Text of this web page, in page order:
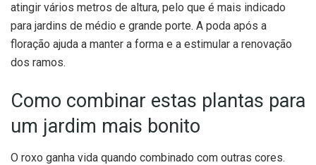
atingir vários metros de altura, pelo que é mais indicado
para jardins de médio e grande porte. A poda após a
floração ajuda a manter a forma e a estimular a renovação
dos ramos.
Como combinar estas plantas para
um jardim mais bonito
O roxo ganha vida quando combinado com outras cores.